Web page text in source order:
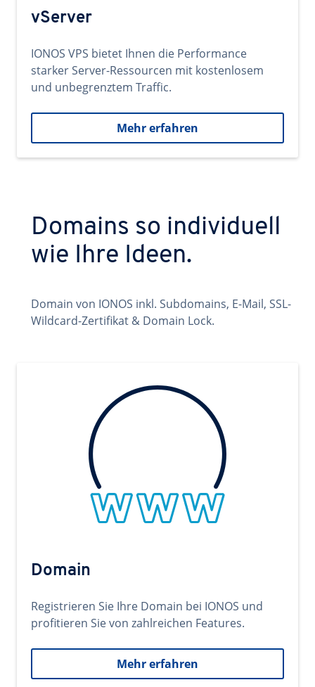
vServer
IONOS VPS bietet Ihnen die Performance
starker Server-Ressourcen mit kostenlosem
und unbegrenztem Traffic.
Mehr erfahren
Domains so individuell
wie Ihre Ideen.
Domain von IONOS inkl. Subdomains, E-Mail, SSL-
Wildcard-Zertifikat & Domain Lock.
Domain
Registrieren Sie Ihre Domain bei IONOS und
profitieren Sie von zahlreichen Features.
Mehr erfahren